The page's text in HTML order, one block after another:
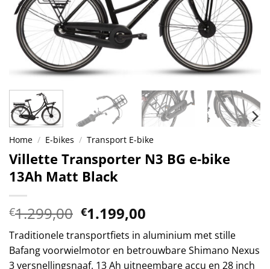
Home / E-bikes / Transport E-bike
Villette Transporter N3 BG e-bike
13Ah Matt Black
€1.299,00 Oorspronkelijke
prijs
was:
€1.299,00.
€1.199,00
prijs
is:
€1.199,00.
Traditionele transportfiets in aluminium met stille
Bafang voorwielmotor en betrouwbare Shimano Nexus
3 versnellingsnaaf. 13 Ah uitneembare accu en 28 inch